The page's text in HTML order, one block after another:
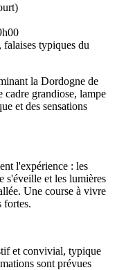
falaises typiques du
la Dordogne de
cadre grandiose, lampe
et des sensations
l'expérience : les
s'éveille et les lumières
Une course à vivre
fortes.
et convivial, typique
sont prévues